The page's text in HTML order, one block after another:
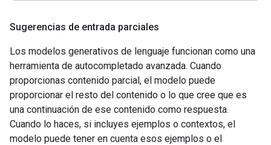
Sugerencias de entrada parciales
Los modelos generativos de lenguaje funcionan como una
herramienta de autocompletado avanzada. Cuando
proporcionas contenido parcial, el modelo puede
proporcionar el resto del contenido o lo que cree que es
una continuación de ese contenido como respuesta.
Cuando lo haces, si incluyes ejemplos o contextos, el
modelo puede tener en cuenta esos ejemplos o el